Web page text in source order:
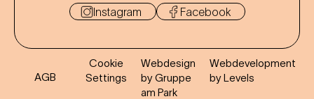
Instagram Facebook
AGB
Cookie
Settings
Webdesign
by Gruppe
am Park
Webdevelopment
by Levels